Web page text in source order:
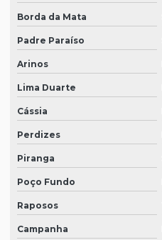
Borda da Mata
Padre Paraíso
Arinos
Lima Duarte
Cássia
Perdizes
Piranga
Poço Fundo
Raposos
Campanha